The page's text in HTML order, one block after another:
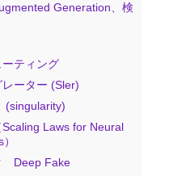
Generation、検
ティング
ーター (Sler)
(singularity)
Laws for Neural
Deep Fake